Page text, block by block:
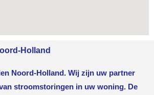
Holland
Noord-Holland. Wij zijn uw partner
stroomstoringen in uw woning. De